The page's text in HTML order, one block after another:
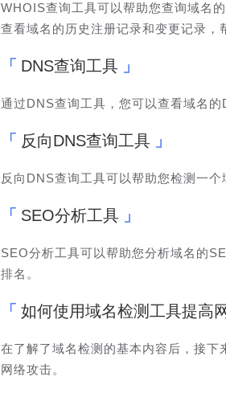
WHOIS查询工具可以帮助您查询域名
查看域名的历史注册记录和变更记录，
DNS查询工具
通过DNS查询工具，您可以查看域名
反向DNS查询工具
反向DNS查询工具可以帮助您检测一
SEO分析工具
SEO分析工具可以帮助您分析域名的
排名。
如何使用域名检测工具提高
在了解了域名检测的基本内容后，接
网络攻击。